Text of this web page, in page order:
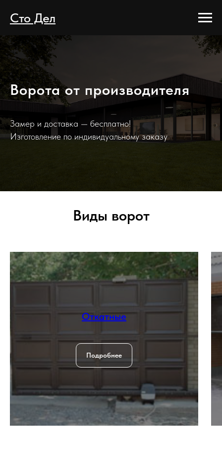
Сто Дел
Ворота от производителя
Замер и доставка — бесплатно!
Изготовление по индивидуальному заказу
Виды ворот
Откатные
Подробнее